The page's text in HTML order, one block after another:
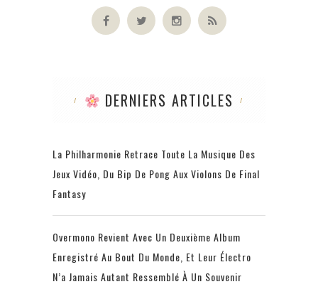
DERNIERS ARTICLES
La Philharmonie Retrace Toute La Musique Des
Jeux Vidéo, Du Bip De Pong Aux Violons De Final
Fantasy
Overmono Revient Avec Un Deuxième Album
Enregistré Au Bout Du Monde, Et Leur Électro
N’a Jamais Autant Ressemblé À Un Souvenir